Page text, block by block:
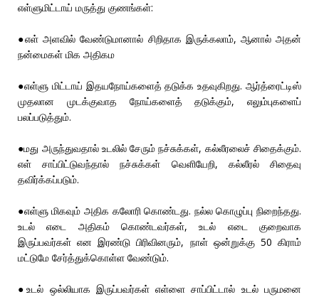
எள்ளுமிட்டாய் மருத்து குணங்கள்:
●எள் அளவில் வேண்டுமானால் சிறிதாக இருக்கலாம், ஆனால் அதன்
நன்மைகள் மிக அதிகம
●எள்ளு மிட்டாய் இதயநோய்களைத் தடுக்க உதவுகிறது. ஆர்த்ரைட்டிஸ்
முதலான முடக்குவாத நோய்களைத் தடுக்கும், எலும்புகளைப்
பலப்படுத்தும்.
●மது அருந்துவதால் உடலில் சேரும் நச்சுக்கள், கல்லீரலைச் சிதைக்கும்.
எள் சாப்பிட்டுவந்தால் நச்சுக்கள் வெளியேறி, கல்லீரல் சிதைவு
தவிர்க்கப்படும்.
●எள்ளு மிகவும் அதிக கலோரி கொண்டது. நல்ல கொழுப்பு நிறைந்தது.
உடல் எடை அதிகம் கொண்டவர்கள், உடல் எடை குறைவாக
இருப்பவர்கள் என இரண்டு பிரிவினரும், நாள் ஒன்றுக்கு 50 கிராம்
மட்டுமே சேர்த்துக்கொள்ள வேண்டும்.
●உடல் ஒல்லியாக இருப்பவர்கள் எள்ளை சாப்பிட்டால் உடல் பருமனை